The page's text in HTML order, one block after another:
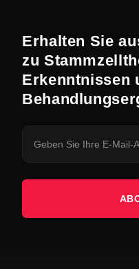
Erhalten Sie
zu
Erkenntnissen